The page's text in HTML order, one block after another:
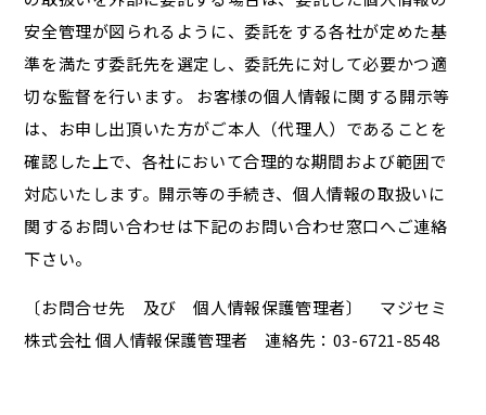
安全管理が図られるように、委託をする各社が定めた基
準を満たす委託先を選定し、委託先に対して必要かつ適
切な監督を行います。 お客様の個人情報に関する開示等
は、お申し出頂いた方がご本人（代理人）であることを
確認した上で、各社において合理的な期間および範囲で
対応いたします。開示等の手続き、個人情報の取扱いに
関するお問い合わせは下記のお問い合わせ窓口へご連絡
下さい。
〔お問合せ先 及び 個人情報保護管理者〕 マジセミ
株式会社 個人情報保護管理者 連絡先：03-6721-8548